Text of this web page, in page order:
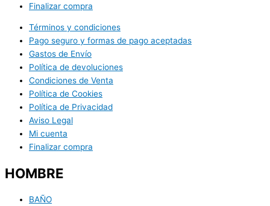
Finalizar compra
Términos y condiciones
Pago seguro y formas de pago aceptadas
Gastos de Envío
Política de devoluciones
Condiciones de Venta
Política de Cookies
Política de Privacidad
Aviso Legal
Mi cuenta
Finalizar compra
HOMBRE
BAÑO